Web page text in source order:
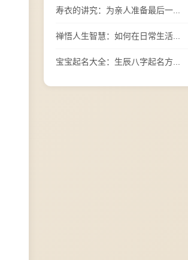
寿衣的讲究：为亲人准备最后一...
禅悟人生智慧：如何在日常生活...
宝宝起名大全：生辰八字起名方...